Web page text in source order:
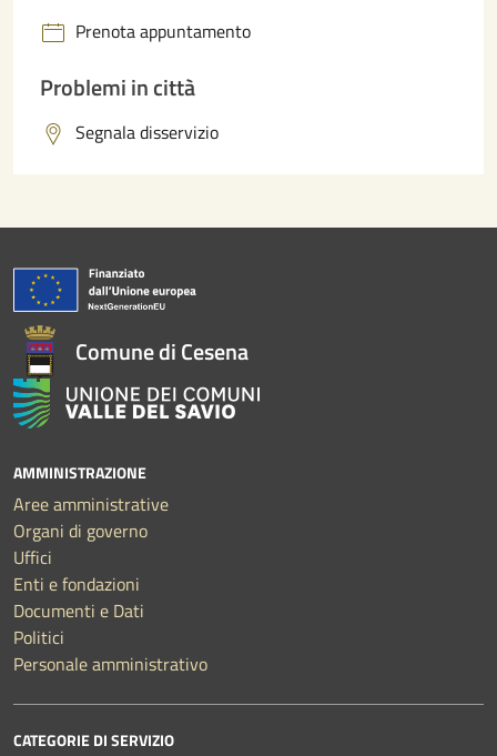
Prenota appuntamento
Problemi in città
Segnala disservizio
Comune di Cesena
AMMINISTRAZIONE
Aree amministrative
Organi di governo
Uffici
Enti e fondazioni
Documenti e Dati
Politici
Personale amministrativo
CATEGORIE DI SERVIZIO